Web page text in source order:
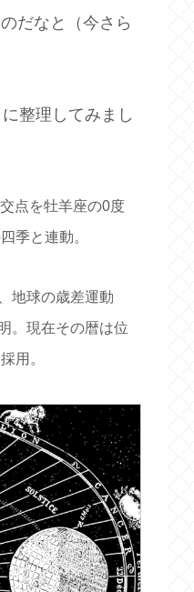
だなと（今さら
整理してみまし
点を牡羊座の0度
季と連動。
地球の歳差運動
。現在その暦は位
用。